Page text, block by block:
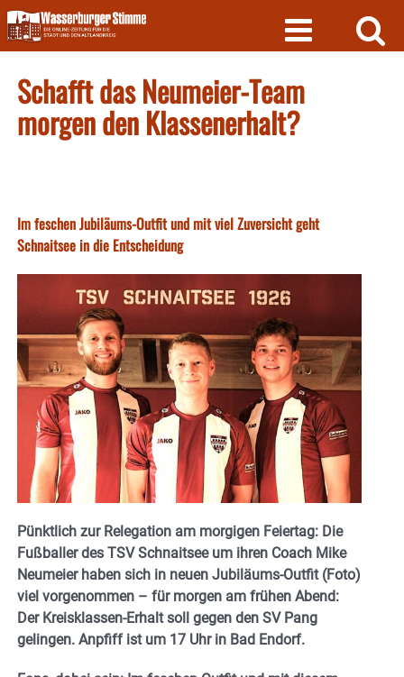
Skip
to
content
Schafft das Neumeier-Team
morgen den Klassenerhalt?
Im feschen Jubiläums-Outfit und mit viel Zuversicht geht
Schnaitsee in die Entscheidung
Pünktlich zur Relegation am morgigen Feiertag: Die
Fußballer des TSV Schnaitsee um ihren Coach Mike
Neumeier haben sich in neuen Jubiläums-Outfit (Foto)
viel vorgenommen – für morgen am frühen Abend:
Der Kreisklassen-Erhalt soll gegen den SV Pang
gelingen. Anpfiff ist um 17 Uhr in Bad Endorf.